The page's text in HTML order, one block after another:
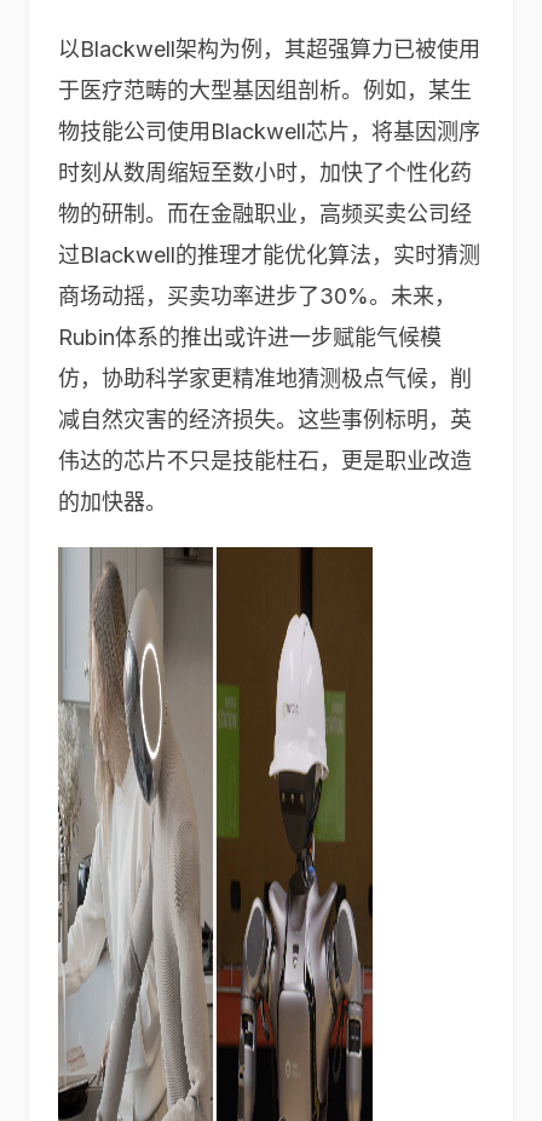
以Blackwell架构为例，其超强算力已被使用
于医疗范畴的大型基因组剖析。例如，某生
物技能公司使用Blackwell芯片，将基因测序
时刻从数周缩短至数小时，加快了个性化药
物的研制。而在金融职业，高频买卖公司经
过Blackwell的推理才能优化算法，实时猜测
商场动摇，买卖功率进步了30%。未来，
Rubin体系的推出或许进一步赋能气候模
仿，协助科学家更精准地猜测极点气候，削
减自然灾害的经济损失。这些事例标明，英
伟达的芯片不只是技能柱石，更是职业改造
的加快器。